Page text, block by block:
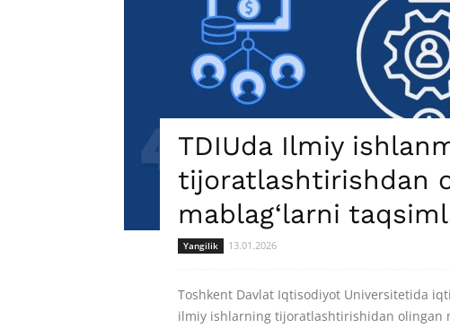
TDIUda Ilmiy
tijoratlashtirishdan
mablag‘larni
Yangilik 13.01.2026
Toshkent Davlat Iqtisodiyot Universitetida
ilmiy ishlarning tijoratlashtirishidan olingan